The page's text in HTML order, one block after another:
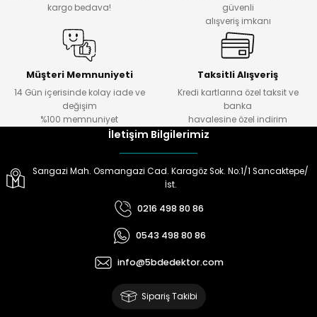
kargo bedava!
güvenli
alışveriş imkanı
Müşteri Memnuniyeti
14 Gün içerisinde kolay iade ve
değişim
%100 memnuniyet
Taksitli Alışveriş
Kredi kartlarına özel taksit ve
banka
havalesine özel indirim
İletişim Bilgilerimiz
Sarıgazi Mah. Osmangazi Cad. Karagöz Sok. No:1/1 Sancaktepe/
İst.
0216 498 80 86
0543 498 80 86
info@5bdedektor.com
Sipariş Takibi
Arama Başlıkları
Başlıkları
Başlıkları